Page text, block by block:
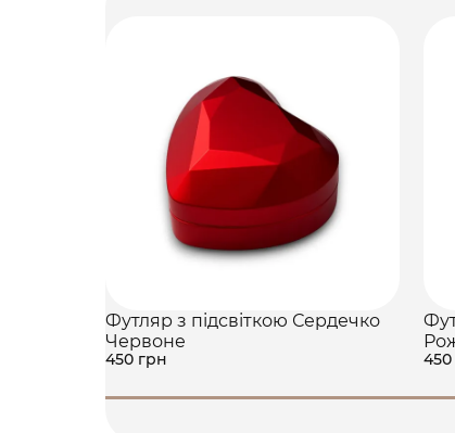
Футляр з підсвіткою Сердечко
Червоне
450 грн